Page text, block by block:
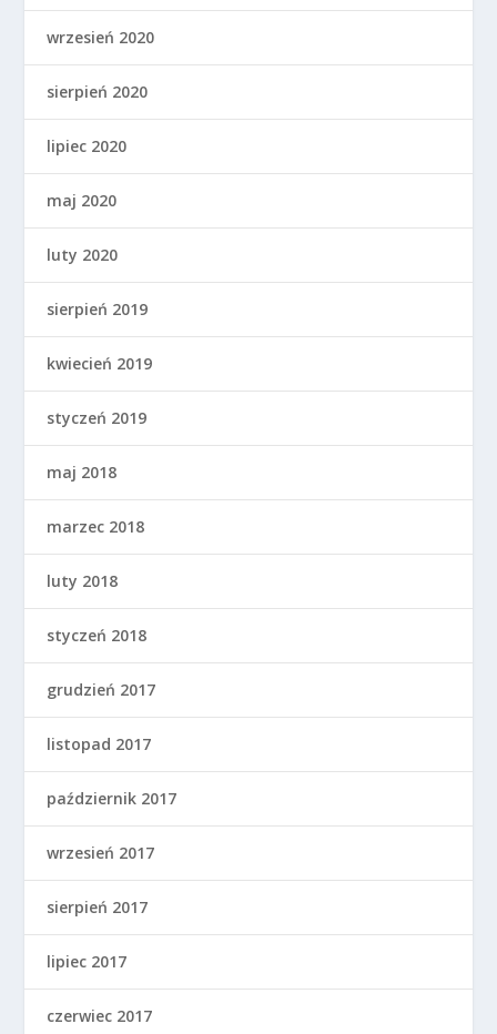
wrzesień 2020
sierpień 2020
lipiec 2020
maj 2020
luty 2020
sierpień 2019
kwiecień 2019
styczeń 2019
maj 2018
marzec 2018
luty 2018
styczeń 2018
grudzień 2017
listopad 2017
październik 2017
wrzesień 2017
sierpień 2017
lipiec 2017
czerwiec 2017